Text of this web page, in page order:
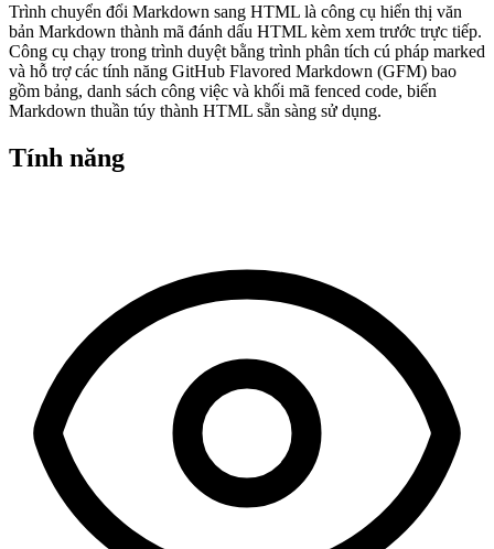
Trình chuyển đổi Markdown sang HTML là công cụ hiển thị văn
bản Markdown thành mã đánh dấu HTML kèm xem trước trực tiếp.
Công cụ chạy trong trình duyệt bằng trình phân tích cú pháp marked
và hỗ trợ các tính năng GitHub Flavored Markdown (GFM) bao
gồm bảng, danh sách công việc và khối mã fenced code, biến
Markdown thuần túy thành HTML sẵn sàng sử dụng.
Tính năng